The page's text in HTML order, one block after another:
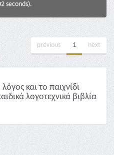
seconds).
previous 1 next
και το παιχνίδι
λογοτεχνικά βιβλία